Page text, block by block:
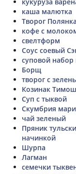
каша малютка
Творог
кофе с
свелтформ
Соус соевый
суповой
Борщ
творог с
Козинак
Суп с тыквой
Скумбрия
чай зеленый
Пряник
начинкой
Шурпа
Лагман
семечки